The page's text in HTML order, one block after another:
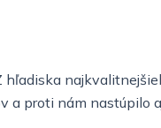
hľadiska
a proti nám nastúpilo